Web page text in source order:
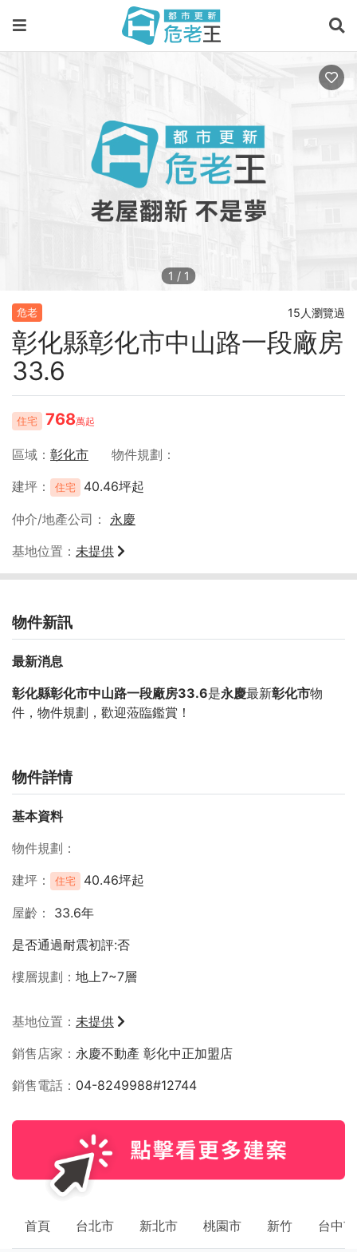
1 / 1
危老 15人瀏覽過
彰化縣彰化市中山路一段廠房
33.6
住宅 768萬起
區域 彰化市
物件規劃
建坪
住宅 40.46坪起
仲介/地產公司
永慶
基地位置
未提供
物件新訊
最新消息
彰化縣彰化市中山路一段廠房33.6是永慶最新彰化市物
件，物件規劃 ，歡迎蒞臨鑑賞！
物件詳情
基本資料
物件規劃
建坪
住宅 40.46坪起
屋齡
33.6年
是否通過耐震初評:否
樓層規劃
地上7~7層
基地位置
未提供
銷售店家
永慶不動產 彰化中正加盟店
銷售電話
04-8249988#12744
首頁 台北市 新北市 桃園市 新竹 台中市